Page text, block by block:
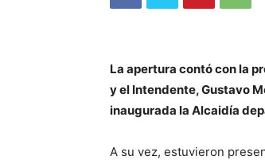
La apertura contó con la
y el Intendente, Gustavo
inaugurada la Alcaidía
A su vez, estuvieron